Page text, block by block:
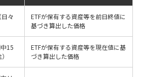
々
ETFが保有する資産等を前日終値に
基づき算出した価格
15
ETFが保有する資産等を現在値に基
づき算出した価格